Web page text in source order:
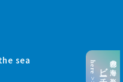
京都の海を楽しむ
ビーチ特集
here >>
sea